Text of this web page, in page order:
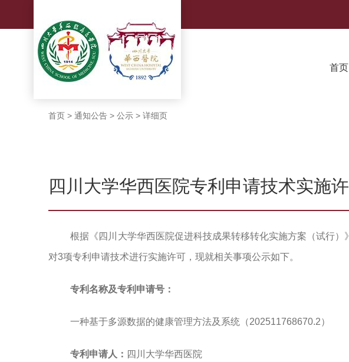
首页
首页 > 通知公告 > 公示 > 详细页
四川大学华西医院专利申请技术实施
根据《四川大学华西医院促进科技成果转移转化实施方案（试行
对3项专利申请技术进行实施许可，现就相关事项公示如下。
专利名称及专利申请号：
一种基于多源数据的健康管理方法及系统（202511768670.2）
专利申请人： 四川大学华西医院